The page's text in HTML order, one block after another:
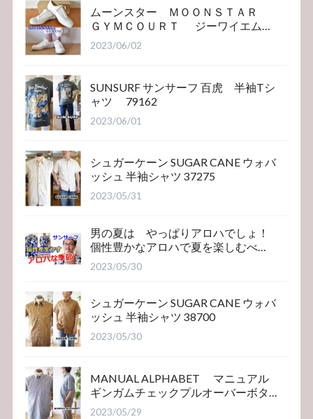
ムーンスター ＭＯＯＮＳＴＡＲ
ＧＹＭＣＯＵＲＴ ジーワイエム
コート
2023/06/02
SUNSURF サンサーフ 百虎 半袖Tシ
ャツ 79162
2023/06/01
シュガーケーン SUGAR CANE ウォバ
ッシュ 半袖シャツ 37275
2023/05/31
男の夏は やっぱりアロハでしょ！
個性豊かなアロハで夏を楽しむべ
き！サンサーフ
2023/05/30
シュガーケーン SUGAR CANE ウォバ
ッシュ 半袖シャツ 38700
2023/05/30
MANUAL ALPHABET マニュアル
ギンガムチェックプルオーバーボタ
ンダウンシャツ
2023/05/29